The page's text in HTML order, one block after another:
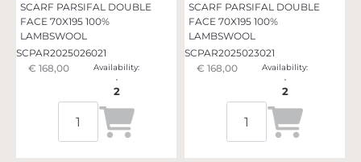
SCARF PARSIFAL DOUBLE
FACE 70X195 100%
LAMBSWOOL
SCPAR2025026021
€ 168,00
Availability:
2
Quantità
SCARF PARSIFAL DOUBLE
FACE 70X195 100%
LAMBSWOOL
SCPAR2025023021
€ 168,00
Availability:
2
Quantità